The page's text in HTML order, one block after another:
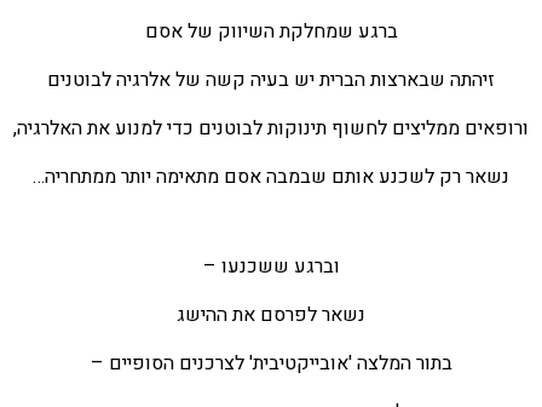
ברגע שמחלקת השיווק של אסם
זיהתה שבארצות הברית יש בעיה קשה של אלרגיה לבוטנים
ורופאים ממליצים לחשוף תינוקות לבוטנים כדי למנוע את האלרגיה,
נשאר רק לשכנע אותם שבמבה אסם מתאימה יותר ממתחריה…
וברגע ששכנעו –
נשאר לפרסם את ההישג
בתור המלצה 'אובייקטיבית' לצרכנים הסופיים –